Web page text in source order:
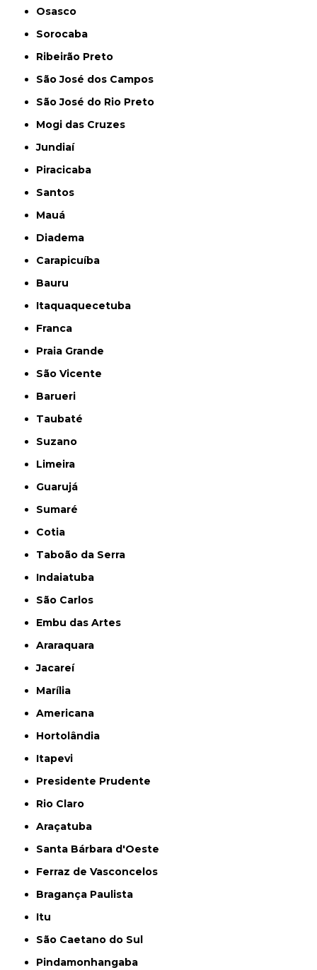
Osasco
Sorocaba
Ribeirão Preto
São José dos Campos
São José do Rio Preto
Mogi das Cruzes
Jundiaí
Piracicaba
Santos
Mauá
Diadema
Carapicuíba
Bauru
Itaquaquecetuba
Franca
Praia Grande
São Vicente
Barueri
Taubaté
Suzano
Limeira
Guarujá
Sumaré
Cotia
Taboão da Serra
Indaiatuba
São Carlos
Embu das Artes
Araraquara
Jacareí
Marília
Americana
Hortolândia
Itapevi
Presidente Prudente
Rio Claro
Araçatuba
Santa Bárbara d'Oeste
Ferraz de Vasconcelos
Bragança Paulista
Itu
São Caetano do Sul
Pindamonhangaba